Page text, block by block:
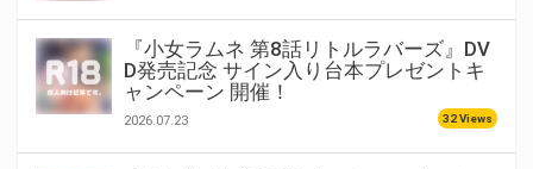
『小女ラムネ 第8話リトルラバーズ』DV
D発売記念 サイン入り台本プレゼントキ
ャンペーン 開催！
2026.07.23 32 Views